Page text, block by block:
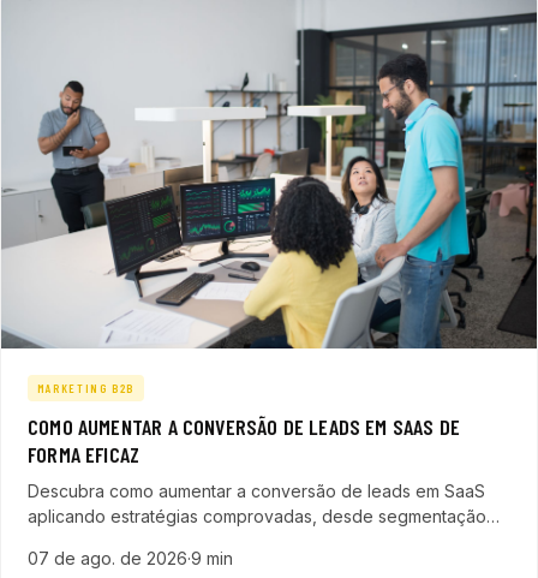
MARKETING B2B
COMO AUMENTAR A CONVERSÃO DE LEADS EM SAAS DE
FORMA EFICAZ
Descubra como aumentar a conversão de leads em SaaS
aplicando estratégias comprovadas, desde segmentação
vendas no mercado B2B.
07 de ago. de 2026·9 min